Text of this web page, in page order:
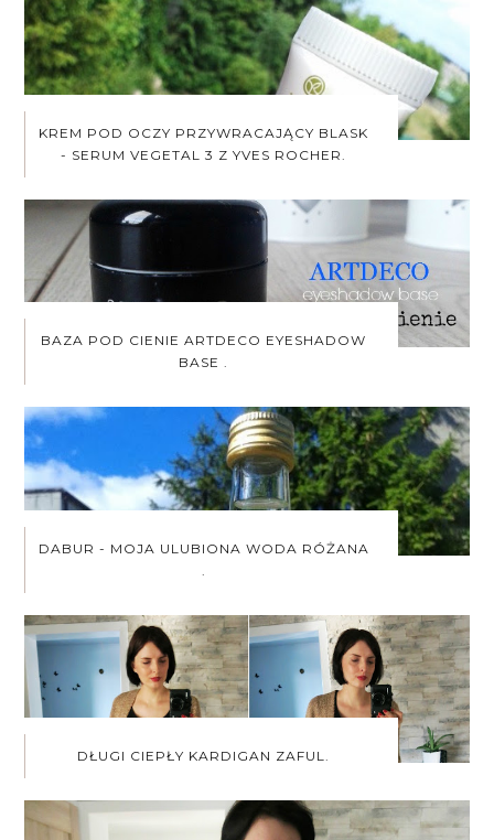
KREM POD OCZY PRZYWRACAJĄCY BLASK
- SERUM VEGETAL 3 Z YVES ROCHER.
BAZA POD CIENIE ARTDECO EYESHADOW
BASE .
DABUR - MOJA ULUBIONA WODA RÓŻANA
DŁUGI CIEPŁY KARDIGAN ZAFUL.